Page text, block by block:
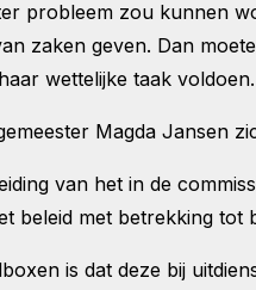
probleem zou kunnen
zaken geven. Dan
wettelijke taak voldoen.
Magda Jansen
van het in de
beleid met betrekking
is dat deze bij